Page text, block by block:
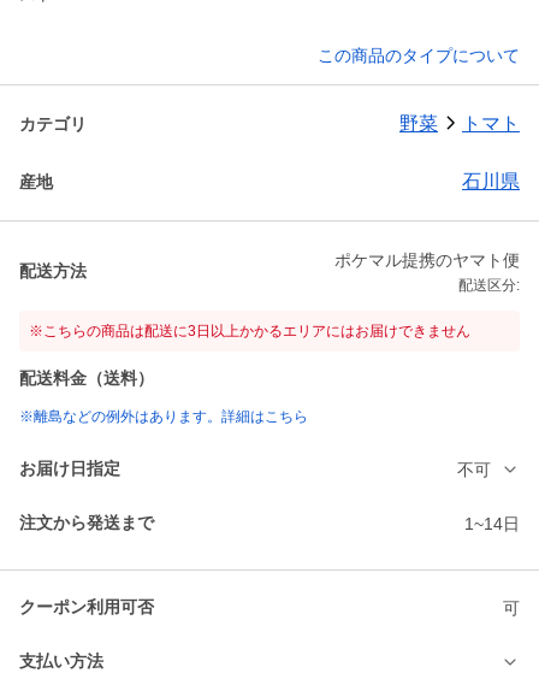
この商品のタイプについて
カテゴリ 野菜 トマト
産地 石川県
配送方法
ポケマル提携のヤマト便
配送区分:
※こちらの商品は配送に3日以上かかるエリアにはお届けできません
配送料金（送料）
※離島などの例外はあります。詳細はこちら
お届け日指定 不可
注文から発送まで 1~14日
クーポン利用可否 可
支払い方法